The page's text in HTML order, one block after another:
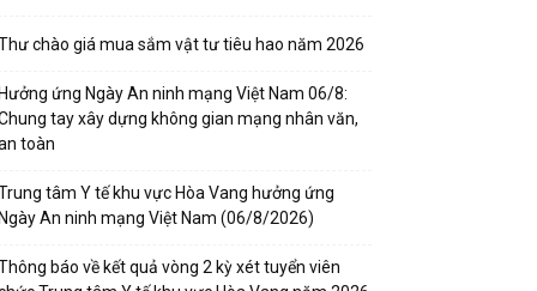
chào giá mua sắm vật tư tiêu hao năm 2026
Hưởng ứng Ngày An ninh mạng Việt Nam 06/8:
tay xây dựng không gian mạng nhân văn,
toàn
tâm Y tế khu vực Hòa Vang hưởng ứng
Ngày An ninh mạng Việt Nam (06/8/2026)
báo về kết quả vòng 2 kỳ xét tuyển viên